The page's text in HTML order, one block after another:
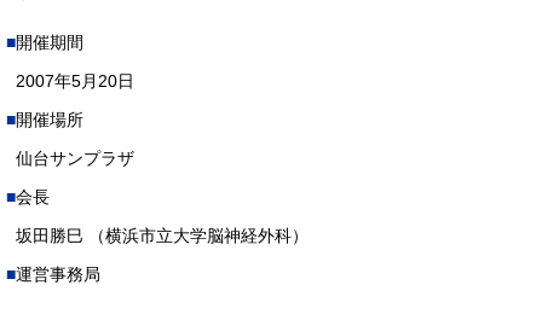
開催期間
2007年5月20日
開催場所
仙台サンプラザ
会長
坂田勝巳 （横浜市立大学脳神経外科）
運営事務局